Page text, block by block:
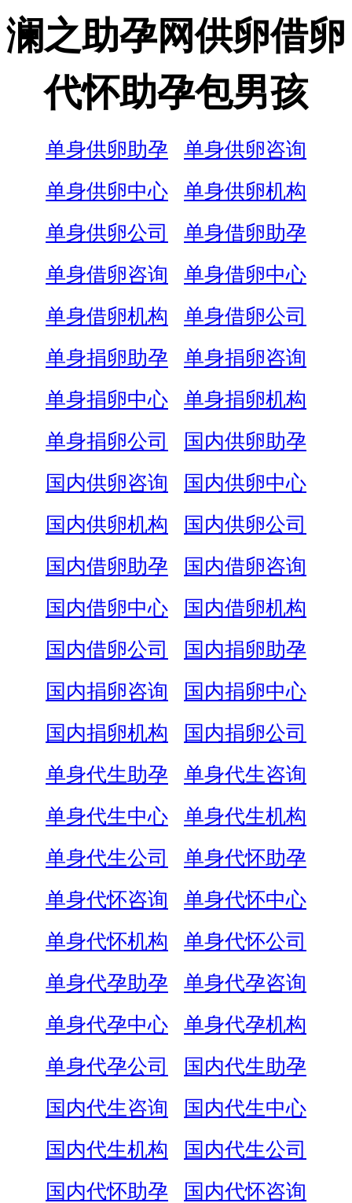
澜之助孕网供卵借卵
代怀助孕包男孩
单身供卵助孕
单身供卵咨询
单身供卵中心
单身供卵机构
单身供卵公司
单身借卵助孕
单身借卵咨询
单身借卵中心
单身借卵机构
单身借卵公司
单身捐卵助孕
单身捐卵咨询
单身捐卵中心
单身捐卵机构
单身捐卵公司
国内供卵助孕
国内供卵咨询
国内供卵中心
国内供卵机构
国内供卵公司
国内借卵助孕
国内借卵咨询
国内借卵中心
国内借卵机构
国内借卵公司
国内捐卵助孕
国内捐卵咨询
国内捐卵中心
国内捐卵机构
国内捐卵公司
单身代生助孕
单身代生咨询
单身代生中心
单身代生机构
单身代生公司
单身代怀助孕
单身代怀咨询
单身代怀中心
单身代怀机构
单身代怀公司
单身代孕助孕
单身代孕咨询
单身代孕中心
单身代孕机构
单身代孕公司
国内代生助孕
国内代生咨询
国内代生中心
国内代生机构
国内代生公司
国内代怀助孕
国内代怀咨询